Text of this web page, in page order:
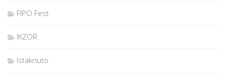
FIPO Fest
IKZOR
Istaknuto